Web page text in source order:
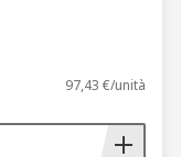
97,43 €/unità